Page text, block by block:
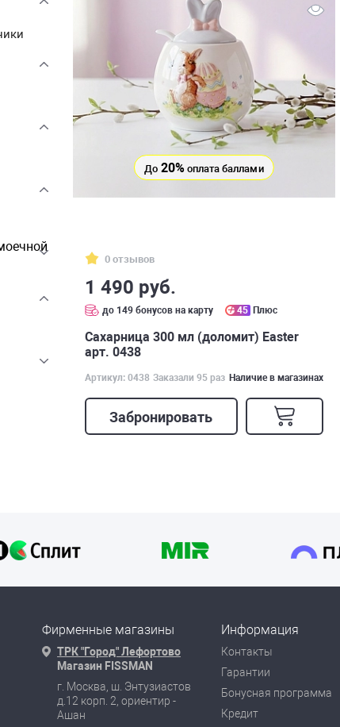
До 20% оплата баллами
0 отзывов
1 490 руб.
до 149 бонусов на карту 45 Плюс
Сахарница 300 мл (доломит) Easter
арт. 0438
Артикул: 0438 Заказали 95 раз Наличие в магазинах
Забронировать
Фирменные магазины
ТРК "Город" Лефортово
Магазин FISSMAN
г. Москва, ш. Энтузиастов
д.12 корп. 2, ориентир -
Ашан
Информация
Контакты
Гарантии
Бонусная программа
Кредит